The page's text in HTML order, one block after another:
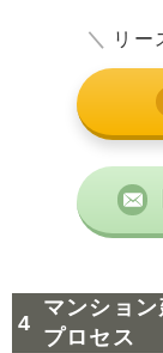
＼ リー
マンショ
プロセス